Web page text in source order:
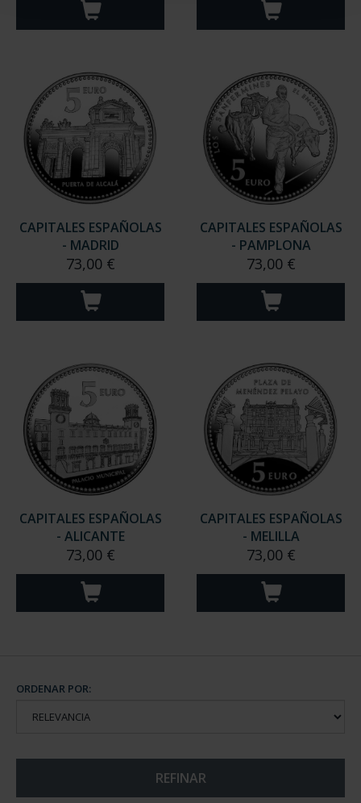
CAPITALES ESPAÑOLAS
- MADRID
73,00 €
CAPITALES ESPAÑOLAS
- PAMPLONA
73,00 €
CAPITALES ESPAÑOLAS
- ALICANTE
73,00 €
CAPITALES ESPAÑOLAS
- MELILLA
73,00 €
ORDENAR POR:
REFINAR